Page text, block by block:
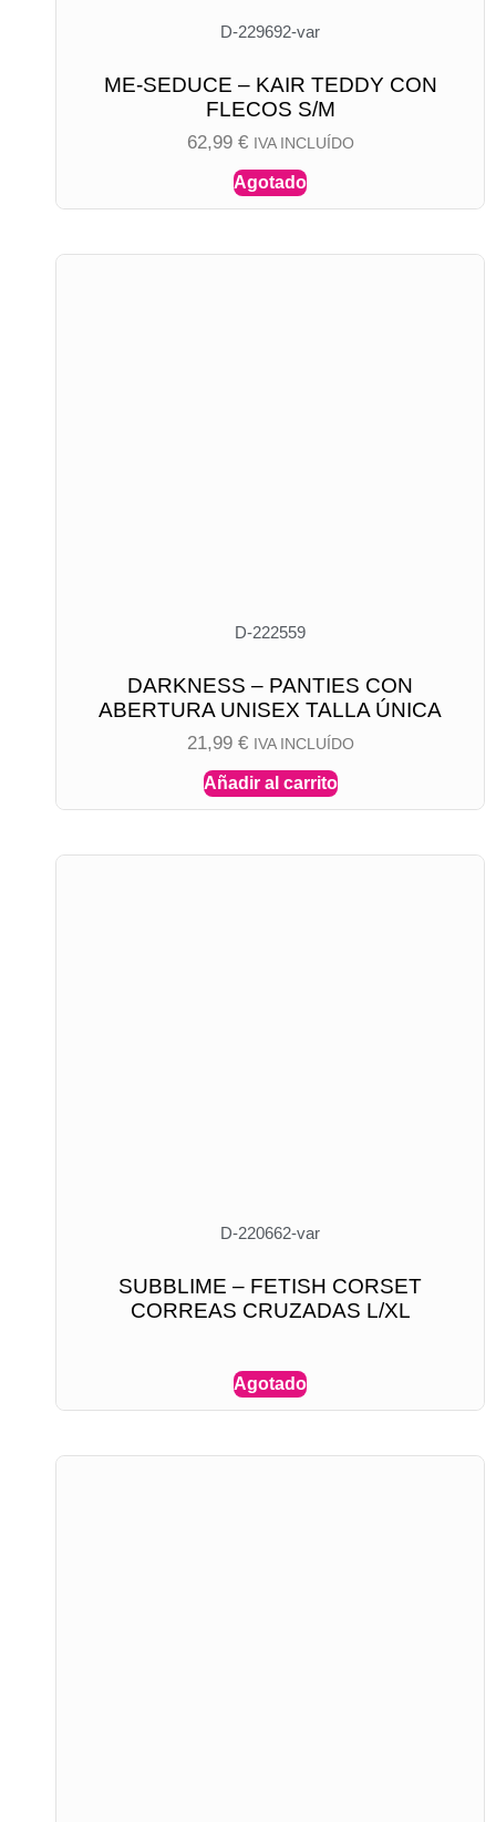
D-229692-var
ME-SEDUCE – KAIR TEDDY CON
FLECOS S/M
62,99 € IVA INCLUÍDO
Agotado
D-222559
DARKNESS – PANTIES CON
ABERTURA UNISEX TALLA ÚNICA
21,99 € IVA INCLUÍDO
Añadir al carrito
D-220662-var
SUBBLIME – FETISH CORSET
CORREAS CRUZADAS L/XL
Agotado